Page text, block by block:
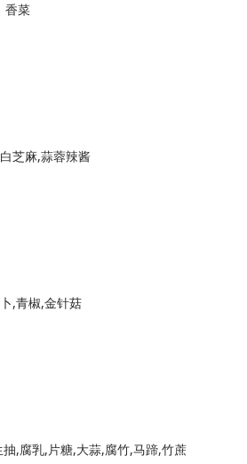
香菜
芝麻,蒜蓉辣酱
,青椒,金针菇
,腐乳,片糖,大蒜,腐竹,马蹄,竹蔗